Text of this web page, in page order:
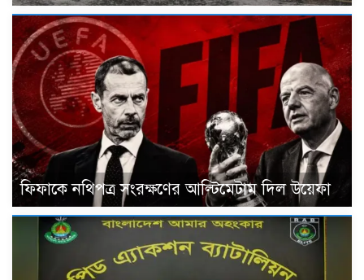
ফিফাকে নথিপত্র সংরক্ষণের আল্টিমেটাম দিল উয়েফা